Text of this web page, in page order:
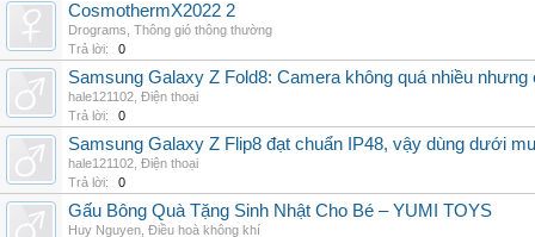
CosmothermX2022 2
Drograms Thông gió thông thường
Trả lời:
0
Samsung Galaxy Z Fold8: Camera không quá nhiều nhưng
hale121102 Điện thoại
Trả lời:
0
Samsung Galaxy Z Flip8 đạt chuẩn IP48, vậy dùng dưới
hale121102 Điện thoại
Trả lời:
0
Gấu Bông Quà Tặng Sinh Nhật Cho Bé – YUMI TOYS
Huy Nguyen Điều hoà không khí